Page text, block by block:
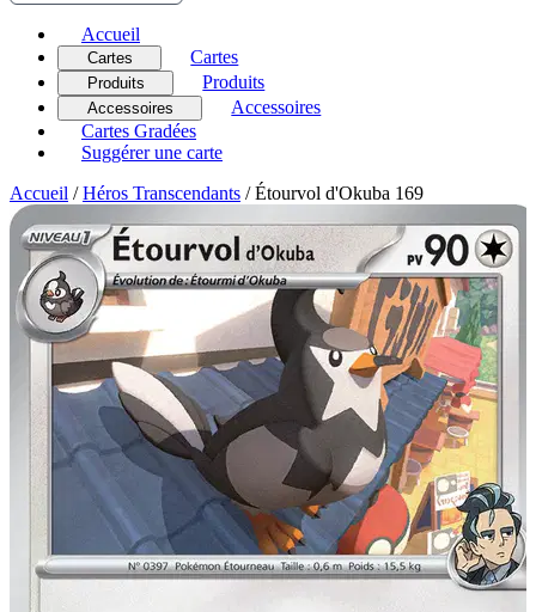
Accueil
Cartes Cartes
Produits Produits
Accessoires
Accessoires
Cartes Gradées
Suggérer une carte
Accueil / Héros Transcendants / Étourvol d'Okuba 169